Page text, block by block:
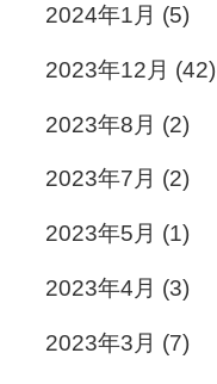
2024年1月 (5)
2023年12月 (42)
2023年8月 (2)
2023年7月 (2)
2023年5月 (1)
2023年4月 (3)
2023年3月 (7)